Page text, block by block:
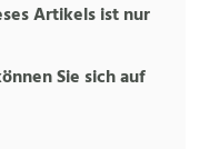
Artikels ist nur
Sie sich auf